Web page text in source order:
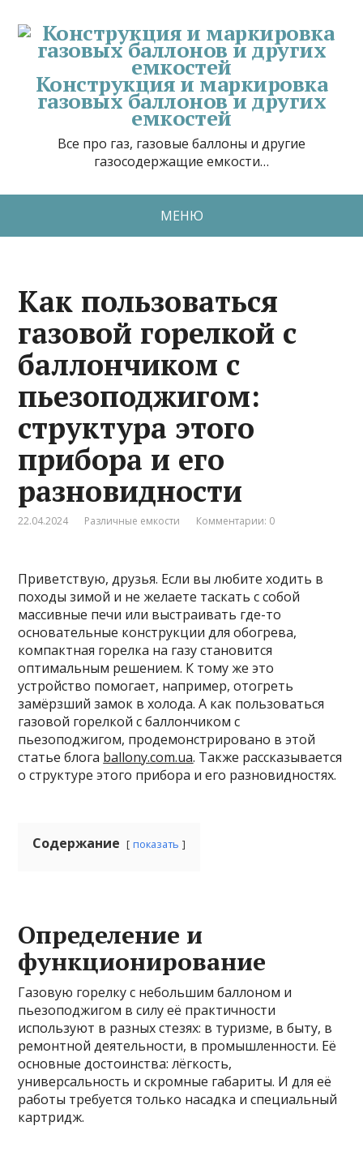
Конструкция и маркировка
газовых баллонов и других
емкостей
Все про газ, газовые баллоны и другие
газосодержащие емкости…
МЕНЮ
Как пользоваться
газовой горелкой с
баллончиком с
пьезоподжигом:
структура этого
прибора и его
разновидности
22.04.2024 Различные емкости Комментарии: 0
Приветствую, друзья. Если вы любите ходить в
походы зимой и не желаете таскать с собой
массивные печи или выстраивать где-то
основательные конструкции для обогрева,
компактная горелка на газу становится
оптимальным решением. К тому же это
устройство помогает, например, отогреть
замёрзший замок в холода. А как пользоваться
газовой горелкой с баллончиком с
пьезоподжигом, продемонстрировано в этой
статье блога ballony.com.ua. Также рассказывается
о структуре этого прибора и его разновидностях.
Содержание показать
Определение и
функционирование
Газовую горелку с небольшим баллоном и
пьезоподжигом в силу её практичности
используют в разных стезях: в туризме, в быту, в
ремонтной деятельности, в промышленности. Её
основные достоинства: лёгкость,
универсальность и скромные габариты. И для её
работы требуется только насадка и специальный
картридж.